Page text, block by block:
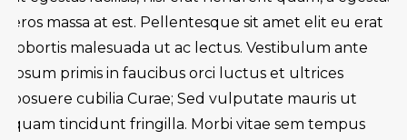
eros massa at est. Pellentesque sit amet elit eu erat
lobortis malesuada ut ac lectus. Vestibulum ante
ipsum primis in faucibus orci luctus et ultrices
posuere cubilia Curae; Sed vulputate mauris ut
quam tincidunt fringilla. Morbi vitae sem tempus